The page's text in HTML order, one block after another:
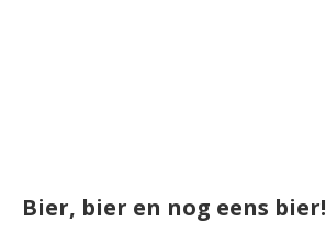
Bier, bier en nog eens bier!